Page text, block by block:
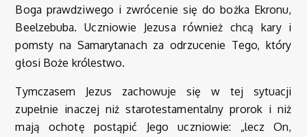
Boga prawdziwego i zwrócenie się do bożka Ekronu,
Beelzebuba. Uczniowie Jezusa również chcą kary i
pomsty na Samarytanach za odrzucenie Tego, który
głosi Boże królestwo.
Tymczasem Jezus zachowuje się w tej sytuacji
zupełnie inaczej niż starotestamentalny prorok i niż
mają ochotę postąpić Jego uczniowie: „lecz On,